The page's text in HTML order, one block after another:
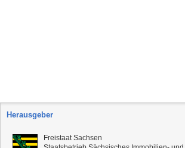
Herausgeber
Freistaat Sachsen